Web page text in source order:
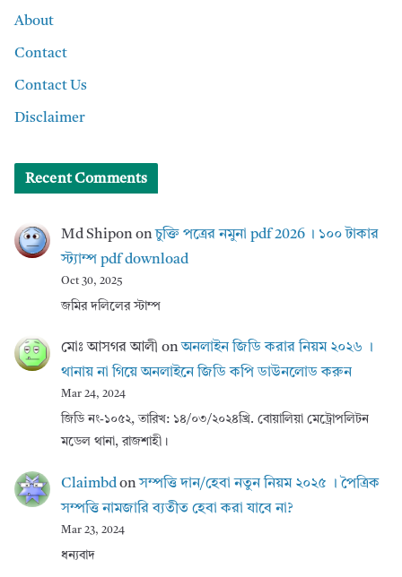
About
Contact
Contact Us
Disclaimer
Recent Comments
Md Shipononচুক্তি পত্রের নমুনা pdf 2026 । ১০০ টাকার
স্ট্যাম্প pdf download
Oct 30, 2025
জমির দলিলের স্টাম্প
মোঃ আসগর আলী onঅনলাইন জিডি করার নিয়ম ২০২৬ ।
থানায় না গিয়ে অনলাইনে জিডি কপি ডাউনলোড করুন
Mar 24, 2024
জিডি নং-১০৫২, তারিখ: ১৪/০৩/২০২৪খ্রি. বোয়ালিয়া মেট্রোপলিটন
মডেল থানা, রাজশাহী।
Claimbdonসম্পত্তি দান/হেবা নতুন নিয়ম ২০২৫ । পৈত্রিক
সম্পত্তি নামজারি ব্যতীত হেবা করা যাবে না?
Mar 23, 2024
ধন্যবাদ